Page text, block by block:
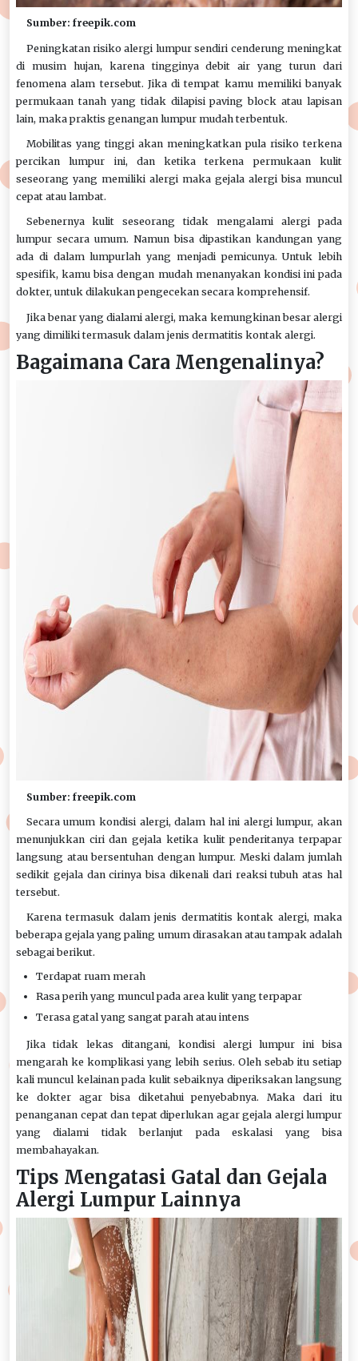
Sumber: freepik.com
Peningkatan risiko alergi lumpur sendiri cenderung meningkat
di musim hujan, karena tingginya debit air yang turun dari
fenomena alam tersebut. Jika di tempat kamu memiliki banyak
permukaan tanah yang tidak dilapisi paving block atau lapisan
lain, maka praktis genangan lumpur mudah terbentuk.
Mobilitas yang tinggi akan meningkatkan pula risiko terkena
percikan lumpur ini, dan ketika terkena permukaan kulit
seseorang yang memiliki alergi maka gejala alergi bisa muncul
cepat atau lambat.
Sebenernya kulit seseorang tidak mengalami alergi pada
lumpur secara umum. Namun bisa dipastikan kandungan yang
ada di dalam lumpurlah yang menjadi pemicunya. Untuk lebih
spesifik, kamu bisa dengan mudah menanyakan kondisi ini pada
dokter, untuk dilakukan pengecekan secara komprehensif.
Jika benar yang dialami alergi, maka kemungkinan besar alergi
yang dimiliki termasuk dalam jenis dermatitis kontak alergi.
Bagaimana Cara Mengenalinya?
Sumber: freepik.com
Secara umum kondisi alergi, dalam hal ini alergi lumpur, akan
menunjukkan ciri dan gejala ketika kulit penderitanya terpapar
langsung atau bersentuhan dengan lumpur. Meski dalam jumlah
sedikit gejala dan cirinya bisa dikenali dari reaksi tubuh atas hal
tersebut.
Karena termasuk dalam jenis dermatitis kontak alergi, maka
beberapa gejala yang paling umum dirasakan atau tampak adalah
sebagai berikut.
Terdapat ruam merah
Rasa perih yang muncul pada area kulit yang terpapar
Terasa gatal yang sangat parah atau intens
Jika tidak lekas ditangani, kondisi alergi lumpur ini bisa
mengarah ke komplikasi yang lebih serius. Oleh sebab itu setiap
kali muncul kelainan pada kulit sebaiknya diperiksakan langsung
ke dokter agar bisa diketahui penyebabnya. Maka dari itu
penanganan cepat dan tepat diperlukan agar gejala alergi lumpur
yang dialami tidak berlanjut pada eskalasi yang bisa
membahayakan.
Tips Mengatasi Gatal dan Gejala
Alergi Lumpur Lainnya